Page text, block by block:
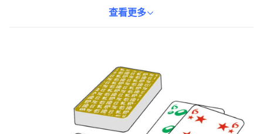
是家庭聚會還是朋友聚會，「地主」都能為您帶來歡樂時光。快來
查看更多